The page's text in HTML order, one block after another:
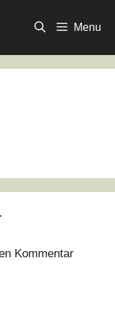
Menu
Kommentar